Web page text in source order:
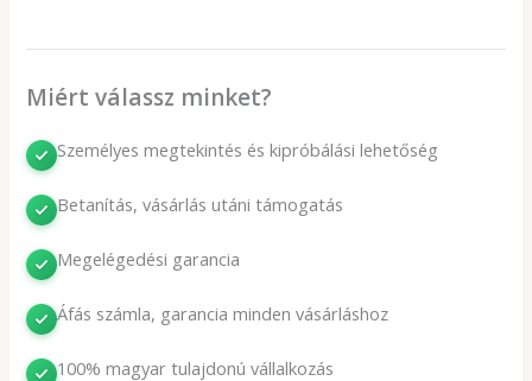
Miért válassz minket?
Személyes megtekintés és kipróbálási lehetőség
Betanítás, vásárlás utáni támogatás
Megelégedési garancia
Áfás számla, garancia minden vásárláshoz
100% magyar tulajdonú vállalkozás